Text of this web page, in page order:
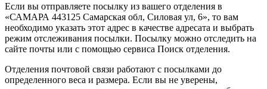
Если вы отправляете посылку из вашего отделения в
«САМАРА 443125 Самарская обл, Силовая ул, 6», то вам
необходимо указать этот адрес в качестве адресата и выбрать
режим отслеживания посылки. Посылку можно отследить на
сайте почты или с помощью сервиса Поиск отделения.
Отделения почтовой связи работают с посылками до
определенного веса и размера. Если вы не уверены,